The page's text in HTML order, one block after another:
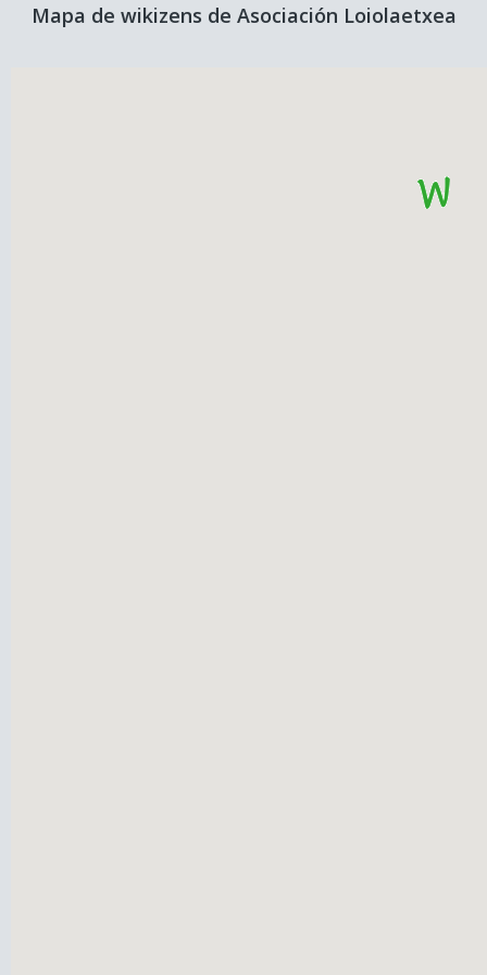
Mapa de wikizens de Asociación Loiolaetxea